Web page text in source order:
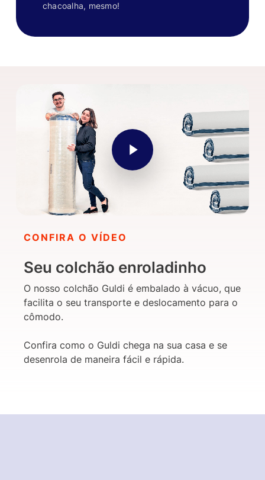
chacoalha, mesmo!
CONFIRA O VÍDEO
Seu colchão enroladinho
O nosso colchão Guldi é embalado à vácuo, que
facilita o seu transporte e deslocamento para o
cômodo.
Confira como o Guldi chega na sua casa e se
desenrola de maneira fácil e rápida.
Play Video